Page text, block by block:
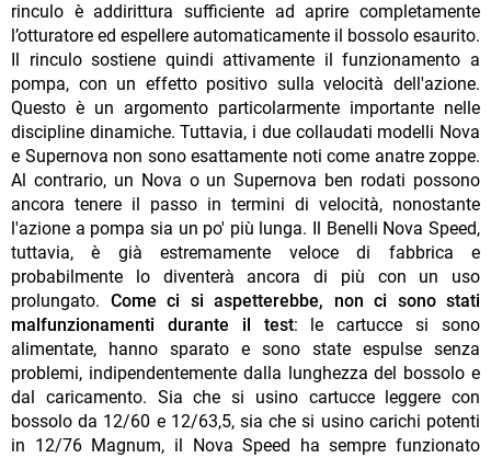
rinculo è addirittura sufficiente ad aprire completamente
l’otturatore ed espellere automaticamente il bossolo esaurito.
Il rinculo sostiene quindi attivamente il funzionamento a
pompa, con un effetto positivo sulla velocità dell'azione.
Questo è un argomento particolarmente importante nelle
discipline dinamiche. Tuttavia, i due collaudati modelli Nova
e Supernova non sono esattamente noti come anatre zoppe.
Al contrario, un Nova o un Supernova ben rodati possono
ancora tenere il passo in termini di velocità, nonostante
l'azione a pompa sia un po' più lunga. Il Benelli Nova Speed,
tuttavia, è già estremamente veloce di fabbrica e
probabilmente lo diventerà ancora di più con un uso
prolungato. Come ci si aspetterebbe, non ci sono stati
malfunzionamenti durante il test: le cartucce si sono
alimentate, hanno sparato e sono state espulse senza
problemi, indipendentemente dalla lunghezza del bossolo e
dal caricamento. Sia che si usino cartucce leggere con
bossolo da 12/60 e 12/63,5, sia che si usino carichi potenti
in 12/76 Magnum, il Nova Speed ha sempre funzionato